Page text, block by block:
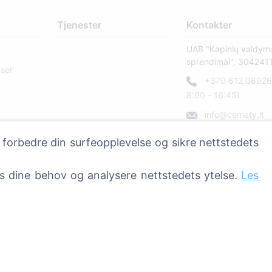
Tjenester Kontakter
UAB "Kapinių
sprendimai",
+370 612
8:00 - 16:45)
info@cemety.lt
din surfeopplevelse og sikre nettstedets
dine behov og analysere nettstedets ytelse. Les